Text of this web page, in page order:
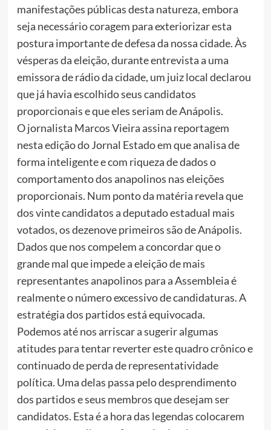
manifestações públicas desta natureza, embora
seja necessário coragem para exteriorizar esta
postura importante de defesa da nossa cidade. Às
vésperas da eleição, durante entrevista a uma
emissora de rádio da cidade, um juiz local declarou
que já havia escolhido seus candidatos
proporcionais e que eles seriam de Anápolis.
O jornalista Marcos Vieira assina reportagem
nesta edição do Jornal Estado em que analisa de
forma inteligente e com riqueza de dados o
comportamento dos anapolinos nas eleições
proporcionais. Num ponto da matéria revela que
dos vinte candidatos a deputado estadual mais
votados, os dezenove primeiros são de Anápolis.
Dados que nos compelem a concordar que o
grande mal que impede a eleição de mais
representantes anapolinos para a Assembleia é
realmente o número excessivo de candidaturas. A
estratégia dos partidos está equivocada.
Podemos até nos arriscar a sugerir algumas
atitudes para tentar reverter este quadro crônico e
continuado de perda de representatividade
política. Uma delas passa pelo desprendimento
dos partidos e seus membros que desejam ser
candidatos. Esta é a hora das legendas colocarem